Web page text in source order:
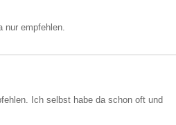
nur empfehlen.
Ich selbst habe da schon oft und